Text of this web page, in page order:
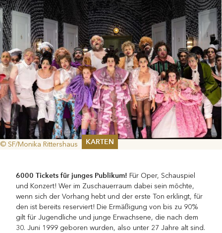
KARTEN
Pfingsten 2026
Abonnements
Karteninformation
Gutscheine
© SF/Monika Rittershaus
6000 Tickets für junges Publikum! Für Oper, Schauspiel
und Konzert! Wer im Zuschauerraum dabei sein möchte,
wenn sich der Vorhang hebt und der erste Ton erklingt, für
den ist bereits reserviert! Die Ermäßigung von bis zu 90%
gilt für Jugendliche und junge Erwachsene, die nach dem
30. Juni 1999 geboren wurden, also unter 27 Jahre alt sind.